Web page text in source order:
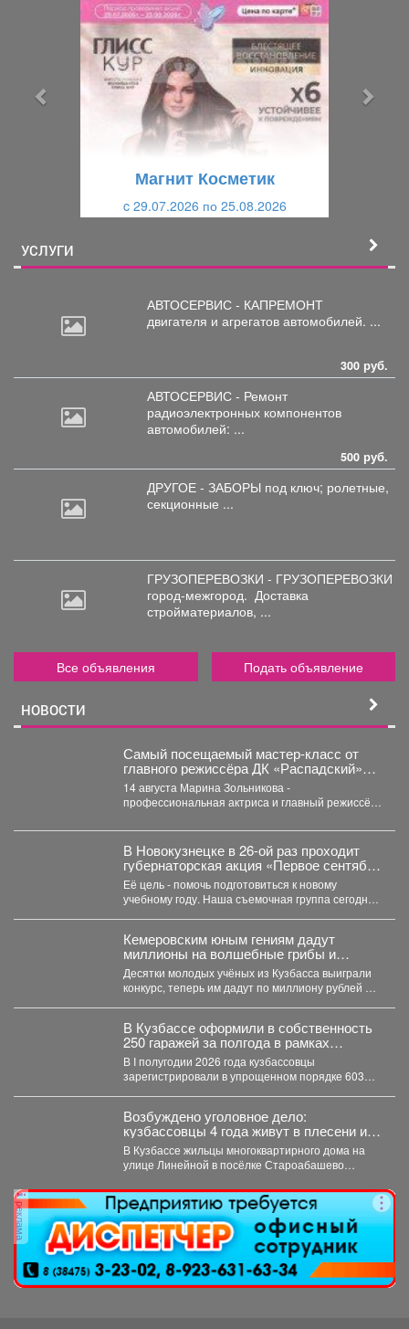
Магнит Косметик
c 29.07.2026 по 25.08.2026
УСЛУГИ
АВТОСЕРВИС - КАПРЕМОНТ
двигателя и агрегатов автомобилей. ...
300 руб.
АВТОСЕРВИС - Ремонт
радиоэлектронных компонентов
автомобилей: ...
500 руб.
ДРУГОЕ - ЗАБОРЫ под ключ; ролетные,
секционные ...
ГРУЗОПЕРЕВОЗКИ - ГРУЗОПЕРЕВОЗКИ
город-межгород. Доставка
стройматериалов, ...
Все объявления Подать объявление
НОВОСТИ
Самый посещаемый мастер‑класс от
главного режиссёра ДК «Распадский»
возвращается
14 августа Марина Зольникова -
профессиональная актриса и главный режиссёр
В Новокузнецке в 26-ой раз проходит
губернаторская акция «Первое сентября
каждому школьнику».
Её цель - помочь подготовиться к новому
учебному году. Наша съемочная группа сегодня
Кемеровским юным гениям дадут
миллионы на волшебные грибы и
чудных птиц
Десятки молодых учёных из Кузбасса выиграли
конкурс, теперь им дадут по миллиону рублей на
В Кузбассе оформили в собственность
250 гаражей за полгода в рамках
«гаражной амнистии»
В I полугодии 2026 года кузбассовцы
зарегистрировали в упрощенном порядке 603
Возбуждено уголовное дело:
кузбассовцы 4 года живут в плесени и
ждут помощи
В Кузбассе жильцы многоквартирного дома на
улице Линейной в посёлке Староабашево
реклама